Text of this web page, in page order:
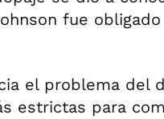
fue
el problema del
estrictas para